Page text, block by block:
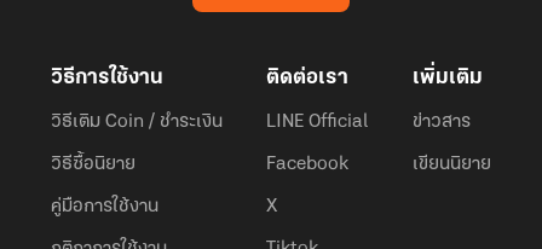
วิธีการใช้งาน
วิธีเติม Coin / ชำระเงิน
วิธีซื้อนิยาย
คู่มือการใช้งาน
ติดต่อเรา
LINE Official
Facebook
X
เพิ่มเติม
ข่าวสาร
เขียนนิยาย